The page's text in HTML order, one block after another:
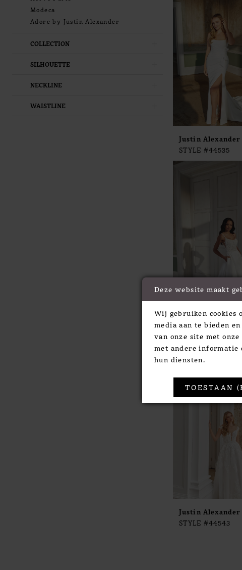
Modeca
Adore by Justin Alexander
COLLECTION
SILHOUETTE
NECKLINE
WAISTLINE
Justin
STYLE #44535
Justin
STYLE #44539
Justin
STYLE #44543
Deze website maakt
Wij gebruiken cookies
media aan te bieden
van onze site met
met andere informatie
hun diensten.
TOESTAAN